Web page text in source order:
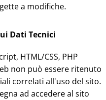
a modifiche.
Dati Tecnici
HTML/CSS, PHP
non può essere ritenuto
correlati all'uso del sito.
ad accedere al sito